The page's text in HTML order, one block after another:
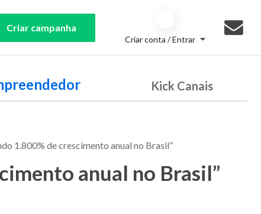
Criar campanha
Criar conta / Entrar
Kick Canais
1.800% de crescimento anual no Brasil”
anual no Brasil”